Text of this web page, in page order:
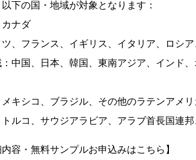
下の国・地域が対象となります：
ナダ
、フランス、イギリス、イタリア、ロシ
中国、日本、韓国、東南アジア、インド
キシコ、ブラジル、その他のラテンアメ
ルコ、サウジアラビア、アラブ首長国連
内容・無料サンプルお申込みはこちら】